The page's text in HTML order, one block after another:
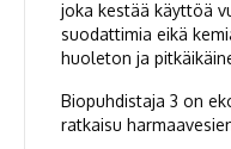
joka kestää käyttöä
suodattimia eikä
huoleton ja
Biopuhdistaja 3 on
ratkaisu